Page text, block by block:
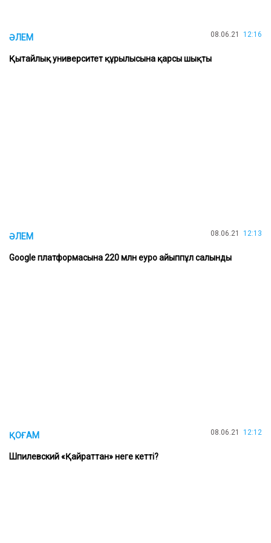
ӘЛЕМ 08.06.21 12:16
Қытайлық университет құрылысына қарсы шықты
ӘЛЕМ 08.06.21 12:13
Google платформасына 220 млн еуро айыппұл салынды
ҚОҒАМ 08.06.21 12:12
Шпилевский «Қайраттан» неге кетті?